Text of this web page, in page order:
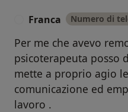
Franca Numero di
Per me che avevo
psicoterapeuta posso
mette a proprio agio
comunicazione ed
lavoro .